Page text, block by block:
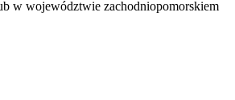
w województwie zachodniopomorskiem